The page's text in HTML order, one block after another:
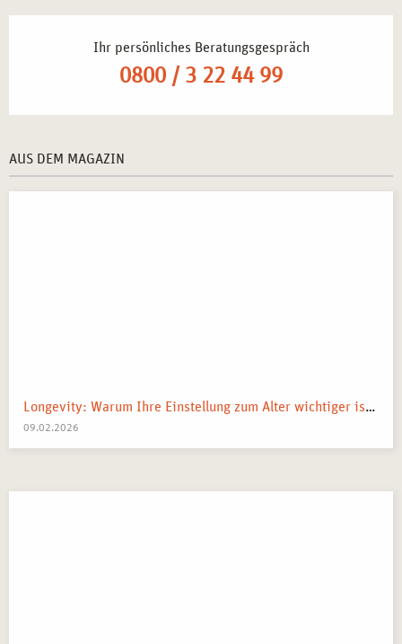
Ihr persönliches Beratungsgespräch
0800 / 3 22 44 99
AUS DEM MAGAZIN
Longevity: Warum Ihre Einstellung zum Alter wichtiger ist als Ihre Gene
09.02.2026